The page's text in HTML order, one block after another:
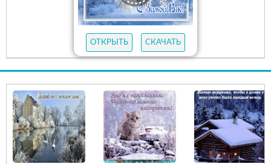
ОТКРЫТЬ СКАЧАТЬ